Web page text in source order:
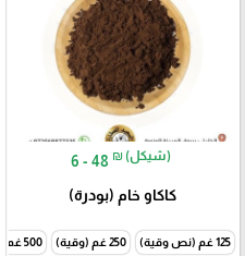
6 - 48 ₪ (شيكل)
كاكاو خام (بودرة)
125 غم (نص وقية) 250 غم (وقية) 500 غم (نص كيلو)